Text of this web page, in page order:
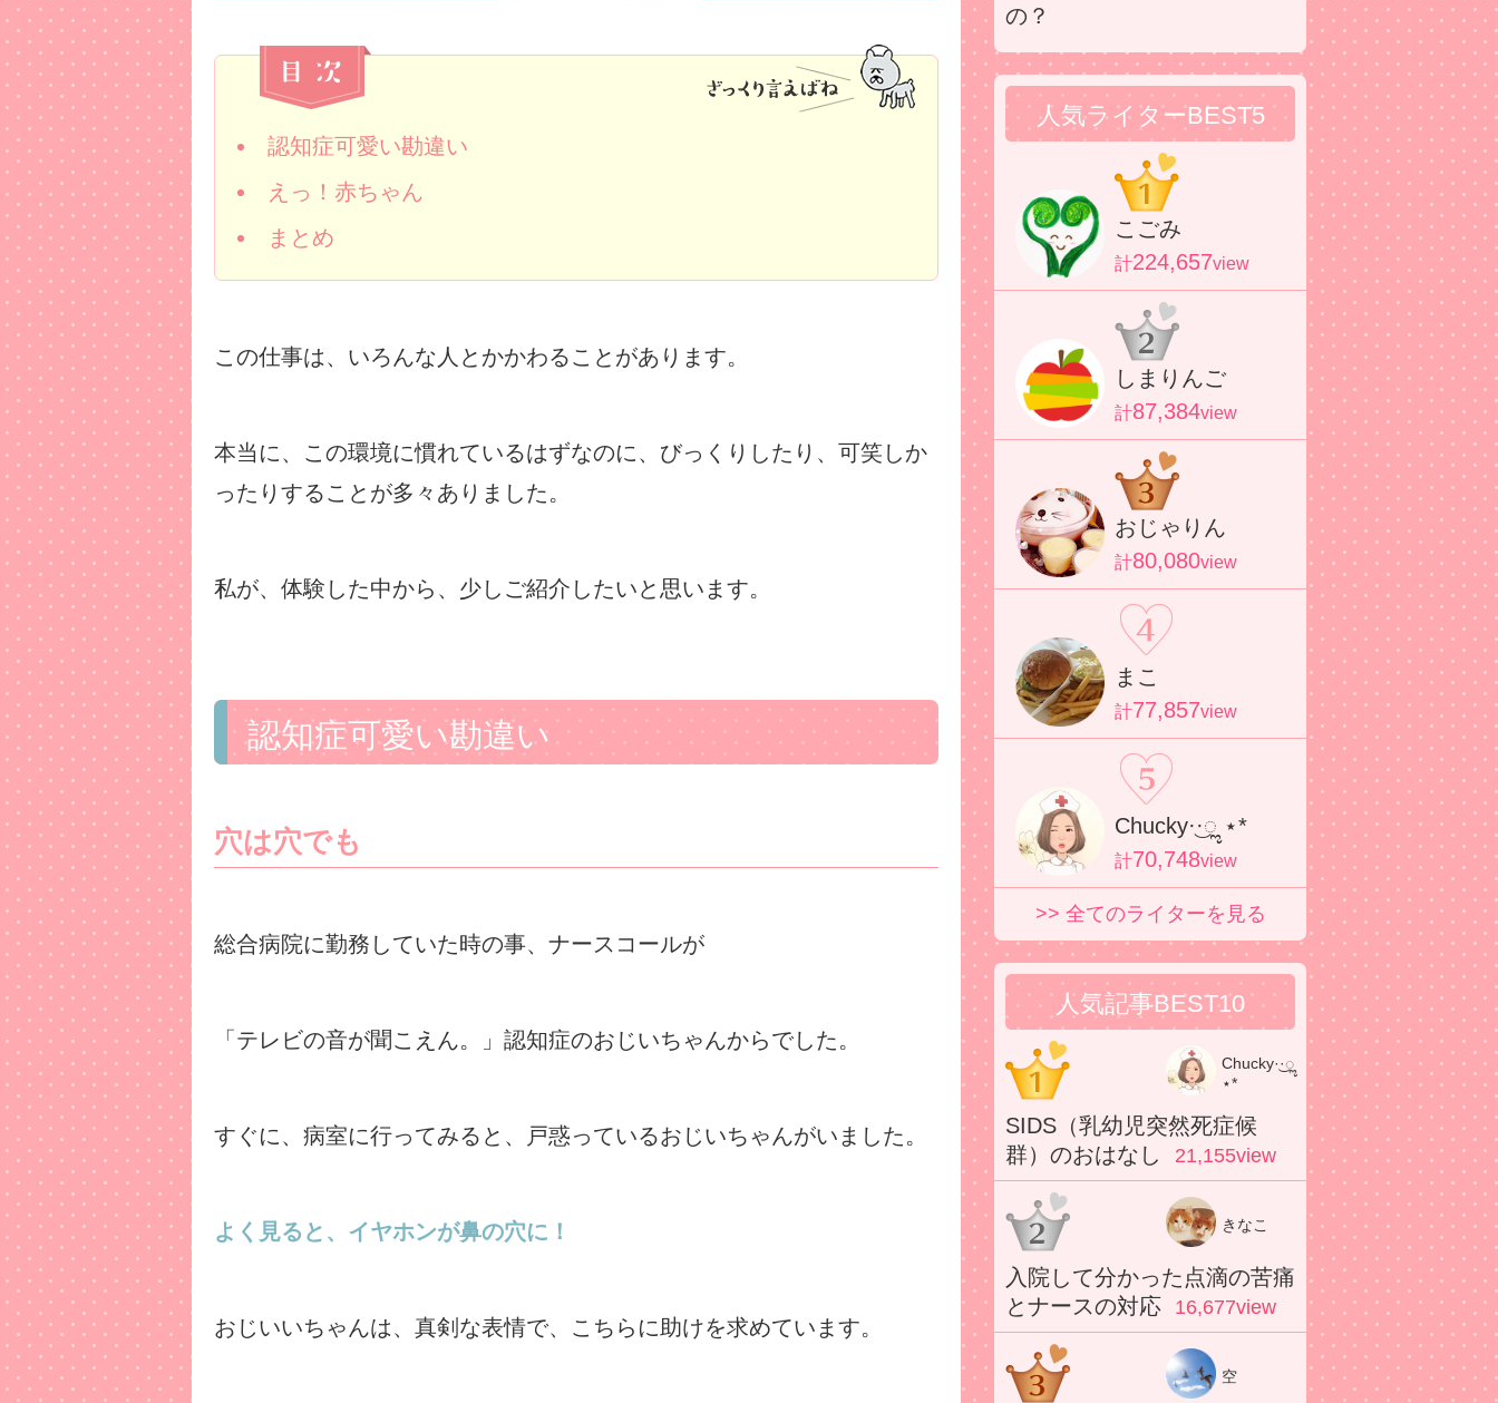
認知症可愛い勘違い
えっ！赤ちゃん
まとめ
この仕事は、いろんな人とかかわることがあります。
本当に、この環境に慣れているはずなのに、びっくりしたり、可笑しか
ったりすることが多々ありました。
私が、体験した中から、少しご紹介したいと思います。
認知症可愛い勘違い
穴は穴でも
総合病院に勤務していた時の事、ナースコールが
「テレビの音が聞こえん。」認知症のおじいちゃんからでした。
すぐに、病室に行ってみると、戸惑っているおじいちゃんがいました。
よく見ると、イヤホンが鼻の穴に！
おじいいちゃんは、真剣な表情で、こちらに助けを求めています。
の？
人気ライターBEST5
こごみ
計224,657view
しまりんご
計87,384view
おじゃりん
計80,080view
まこ
計77,857view
Chucky·͜·ೢ ⋆*
計70,748view
>> 全てのライターを見る
人気記事BEST10
Chucky·͜·ೢ
⋆*
SIDS（乳幼児突然死症候
群）のおはなし
21,155view
きなこ
入院して分かった点滴の苦痛
とナースの対応
16,677view
空